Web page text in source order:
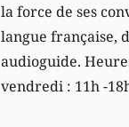
la force de ses
langue française,
audioguide.
vendredi : 11h -